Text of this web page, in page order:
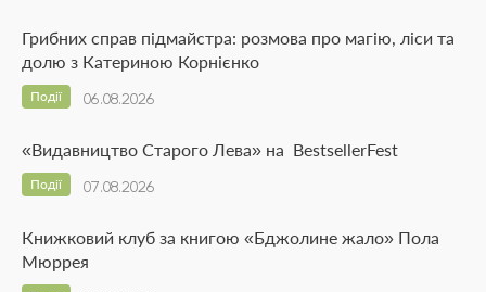
Грибних справ підмайстра: розмова про магію, ліси та
долю з Катериною Корнієнко
06.08.2026
Події
«Видавництво Старого Лева» на BestsellerFest
07.08.2026
Події
Книжковий клуб за книгою «Бджолине жало» Пола
Мюррея